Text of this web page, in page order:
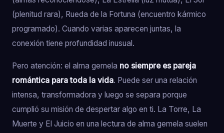
(plenitud rara), Rueda de la Fortuna (encuentro kármico
programado). Cuando varias aparecen juntas, la
conexión tiene profundidad inusual.
Pero atención: el alma gemela no siempre es pareja
romántica para toda la vida. Puede ser una relación
intensa, transformadora y luego se separa porque
cumplió su misión de despertar algo en ti. La Torre, La
Muerte y El Juicio en una lectura de alma gemela suelen